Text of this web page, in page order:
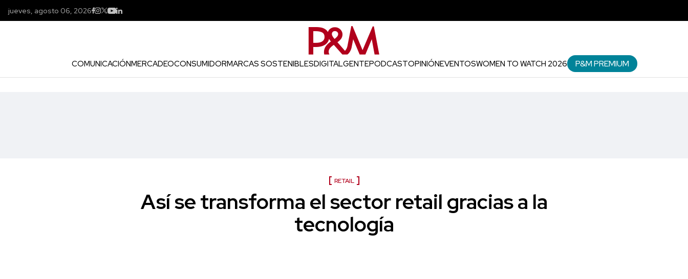
jueves, agosto 06, 2026
COMUNICACIÓNMERCADEOCONSUMIDORMARCAS SOSTENIBLESDIGITALGENTEPODCASTOPINIÓNEVENTOSWOMEN TO WATCH 2026 P&M PREMIUM
RETAIL
Así se transforma el sector retail gracias a la
tecnología